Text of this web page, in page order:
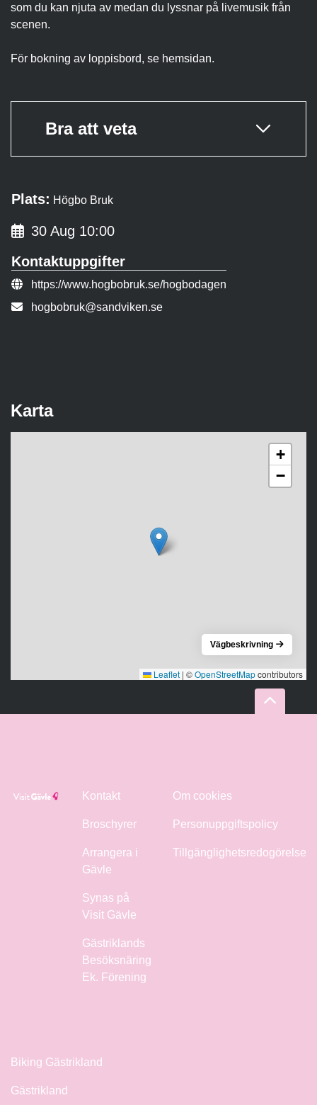
som du kan njuta av medan du lyssnar på livemusik från
scenen.
För bokning av loppisbord, se hemsidan.
Bra att veta
Plats: Högbo Bruk
30 Aug 10:00
Kontaktuppgifter
Evenemangslänk:
https://www.hogbobruk.se/hogbodagen
E-post:
hogbobruk@sandviken.se
Karta
+
−
Leaflet | ©OpenStreetMapcontributors
Vägbeskrivning
Kontakt
Broschyrer
Arrangera i
Gävle
Synas på
Visit Gävle
Gästriklands
Besöksnäring
Ek. Förening
Om cookies
Personuppgiftspolicy
Tillgänglighetsredogörelse
Biking Gästrikland
Gästrikland